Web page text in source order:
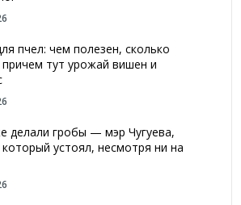
пчел: чем полезен, сколько
причем тут урожай вишен и
делали гробы — мэр Чугуева,
устоял, несмотря ни на